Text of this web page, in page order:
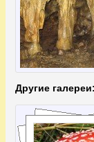
Другие галереи: